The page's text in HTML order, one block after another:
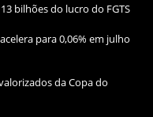
bilhões do lucro do FGTS
para 0,06% em julho
da Copa do